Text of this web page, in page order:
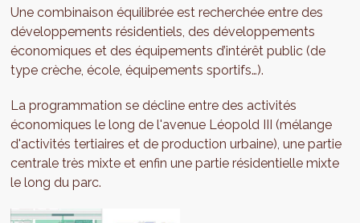
Une combinaison équilibrée est recherchée entre des
développements résidentiels, des développements
économiques et des équipements d’intérêt public (de
type crèche, école, équipements sportifs…).
La programmation se décline entre des activités
économiques le long de l'avenue Léopold III (mélange
d'activités tertiaires et de production urbaine), une partie
centrale très mixte et enfin une partie résidentielle mixte
le long du parc.